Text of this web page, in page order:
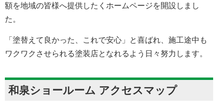
額を地域の皆様へ提供したくホームページを開設しまし
た。
「塗替えて良かった、これで安心」と喜ばれ、施工途中も
ワクワクさせられる塗装店となれるよう日々努力します。
和泉ショールーム アクセスマップ